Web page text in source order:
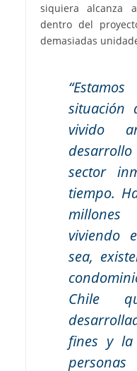
siquiera alcanza
dentro del
demasiadas
situación
vivido
sector
tiempo.
viviendo
sea,
Chile
fines y